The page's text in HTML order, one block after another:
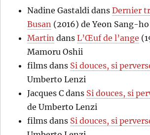
Nadine Gastaldi dansDernier
Busan (2016) de Yeon Sang-ho
Martin dansL’Œuf de l’ange
Mamoru Oshii
films dans Si douces, si
Umberto Lenzi
Jacques C dans Si douces, si
de Umberto Lenzi
films dans Si douces, si